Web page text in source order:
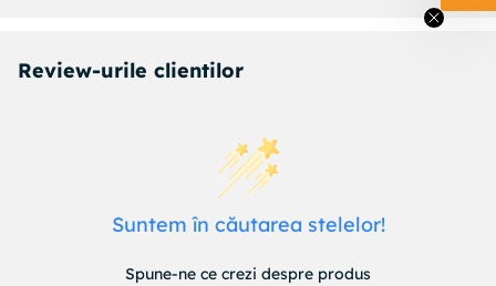
Review-urile clientilor
Suntem în căutarea stelelor!
Spune-ne ce crezi despre produs